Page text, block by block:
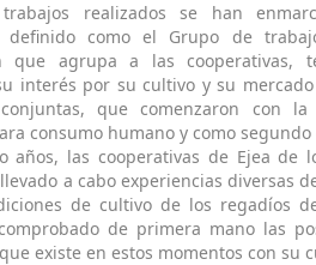
trabajos realizados se han
definido como el Grupo de
que agrupa a las cooperativas,
interés por su cultivo y su
conjuntas, que comenzaron con
consumo humano y como
años, las cooperativas de Ejea de
a cabo experiencias diversas
de cultivo de los regadíos
de primera mano las
existe en estos momentos con su